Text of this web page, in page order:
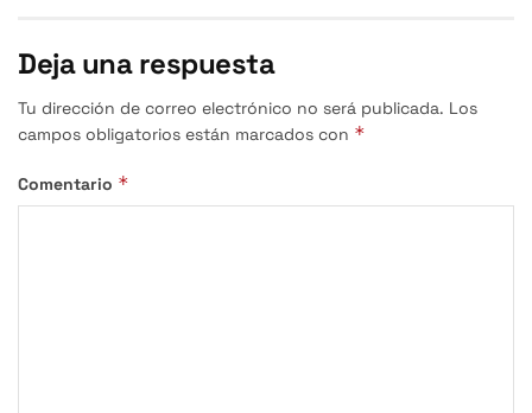
Deja una respuesta
Tu dirección de correo electrónico no será publicada. Los
campos obligatorios están marcados con *
Comentario *